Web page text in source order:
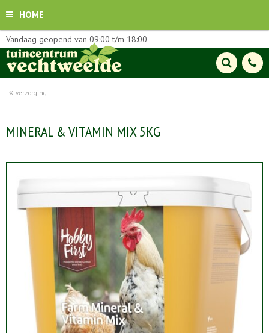
HOME
verzorging
Vandaag geopend van 09:00 t/m 18:00
MINERAL & VITAMIN MIX 5KG